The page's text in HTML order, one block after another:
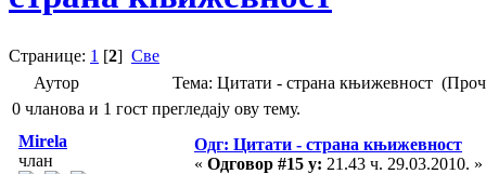
Странице: 1 [2] Све
Аутор
Тема: Цитати - страна књижевност
0 чланова и 1 гост прегледају ову тему.
Mirela
члан
Одг: Цитати - страна књижевност
« Одговор #15 у: 21.43 ч. 29.03.2010. »